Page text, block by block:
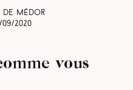
de Médor
09/2020
vous